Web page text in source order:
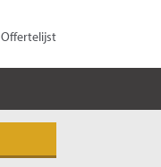
Offertelijst